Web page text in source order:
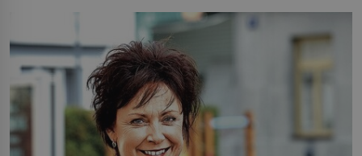
Jsme spolu moc rádi Tehdy byla jiná doba, když